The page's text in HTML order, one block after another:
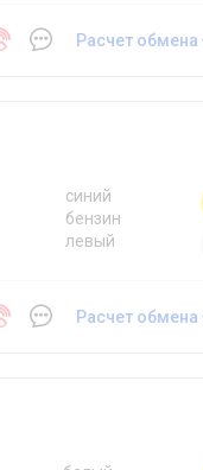
Расчет обмена
синий
бензин
левый
Расчет обмена